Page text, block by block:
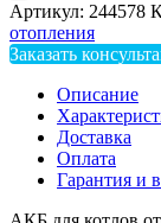
Артикул: 244578
отопления
Заказать
Описание
Доставка
Оплата
Гарантия и